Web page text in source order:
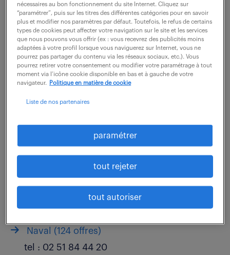
Industrie ( 235 offres)
tel :06 29 71 55 73
tel :02 51 84 44 00
Finance (48 offres)
tel :02 51 84 44 00
tel :02 51 84 44 00
22 offres)
tel :06 29 71 55 73
Naval (124 offres)
tel : 02 51 84 44 20
nécessaires au bon fonctionnement du site Internet. Cliquez sur
“paramétrer”, puis sur les titres des différentes catégories pour en savoir
plus et modifier nos paramètres par défaut. Toutefois, le refus de certains
types de cookies peut affecter votre navigation sur le site et les services
que nous pouvons vous offrir (ex : vous recevrez des publicités moins
adaptées à votre profil lorsque vous naviguerez sur Internet, vous ne
pourrez pas partager du contenu via les réseaux sociaux, etc.). Vous
pourrez retirer votre consentement ou modifier votre paramétrage à tout
moment via l’icône cookie disponible en bas et à gauche de votre
navigateur.
Politique en matière de cookie
Liste de nos partenaires
paramétrer
tout rejeter
tout autoriser